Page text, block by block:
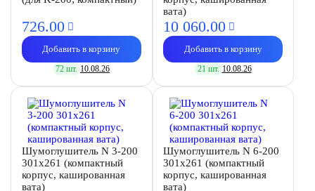
726.00
Добавить в корзину
72 шт. 10.08.26
вата)
10 060.00
Добавить в корзину
21 шт. 10.08.26
Шумоглушитель N 3-200
301х261 (компактный
корпус, кашированная
вата)
Шумоглушитель N 6-200
301х261 (компактный
корпус, кашированная
вата)